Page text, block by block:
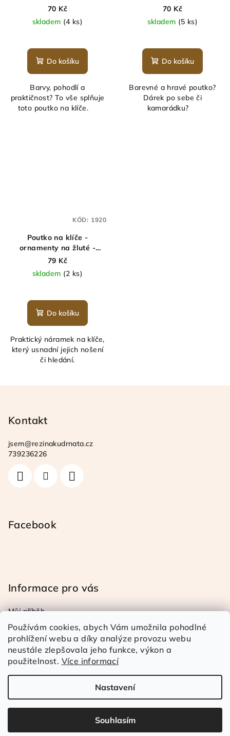
Používám cookies, abych Vám umožnila pohodlné
prohlížení webu a díky analýze provozu webu
neustále zlepšovala jeho funkce, výkon a
použitelnost. Více informací
Nastavení
Souhlasím
trojúhelníky na růžové
70 Kč
skladem (4 ks)
Do košíku
Barvy, pohodlí a
praktičnost? To vše splňuje
toto poutko na klíče.
zápěstí - barevné
trojúhelníky
70 Kč
skladem (5 ks)
Do košíku
Barevné a hravé poutko?
Dárek po sebe či
kamarádku?
Poutko na klíče -
ornamenty na žluté -
náramek na klíče
79 Kč
skladem (2 ks)
hodnocení
produktu
z
5
hvězdiček.
Do košíku
Praktický náramek na klíče,
který usnadní jejich nošení
či hledání.
KÓD: 1920
Kontakt
jsem@rezinakudrnata.cz
739236226
Facebook
Informace pro vás
Můj příběh
Obchodní a reklamační podmínky
Podmínky ochrany osob. úd.
Doprava a platba
Kontakty
Vytvořil Shoptet